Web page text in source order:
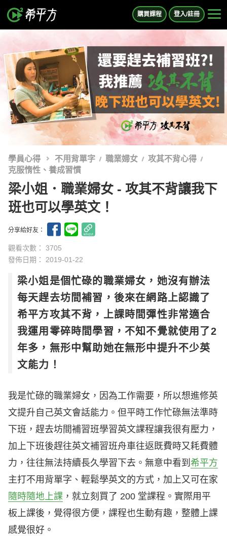
購買課程 登入/註冊
學員心得 不用背單字 職業婦女
攻其不背心得
克服惰性、養成習慣
梁小姐．職業婦女 - 攻其不背讓我下
班也可以學英文！
分享給好友：
觀看次數： 3705
發佈日期： 2019-01-22
梁小姐是個忙碌的職業婦女，她沒有辦法
每天趕去坊間補習，後來在網路上認識了
希平方攻其不背，上課時間彈性非常適合
我運用零碎時間學習，不知不覺就使用了2
年多，無形中幫助她在無形中提升不少英
文能力！
我是忙碌的職業婦女，因為工作需要，所以想進修英
文提升自己英文會話能力。但平時工作忙碌無法準時
下班，趕去坊間補習班學習英文課程讓我很有壓力，
加上下班後趕往英文補習班舟車往返既費時又耗費體
力，往往無法持續長久學習下去。無意中看到 希平方
主打不用背單字、輕鬆學英文的方式，加上又可在家
隨時隨地上課 ，就立刻買了 200 堂課程。實際用平
板上課後，覺得很方便，課程也生動有趣，整體上課
感覺很好。